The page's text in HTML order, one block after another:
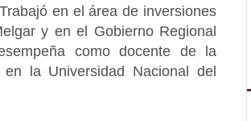
en el área de inversiones
y en el Gobierno Regional
como docente de la
la Universidad Nacional del